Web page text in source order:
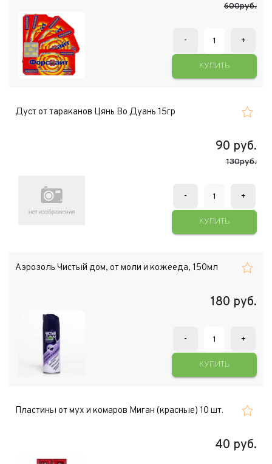
600руб.
- +
КУПИТЬ
Дуст от тараканов Цянь Во Дуань 15гр
90 руб.
130руб.
- +
КУПИТЬ
Аэрозоль Чистый дом, от моли и кожееда, 150мл
180 руб.
- +
КУПИТЬ
Пластины от мух и комаров Миган (красные) 10 шт.
40 руб.